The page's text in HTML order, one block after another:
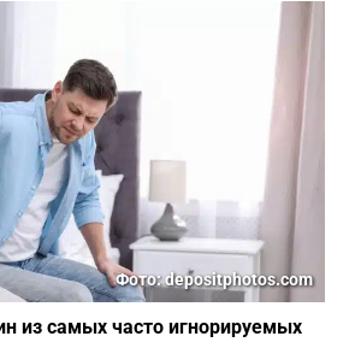
Фото: depositphotos.com
из самых часто игнорируемых